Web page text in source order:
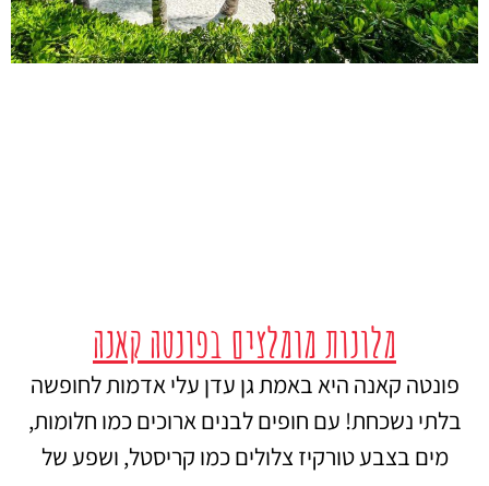
מלונות מומלצים בפונטה קאנה
פונטה קאנה היא באמת גן עדן עלי אדמות לחופשה
בלתי נשכחת! עם חופים לבנים ארוכים כמו חלומות,
מים בצבע טורקיז צלולים כמו קריסטל, ושפע של